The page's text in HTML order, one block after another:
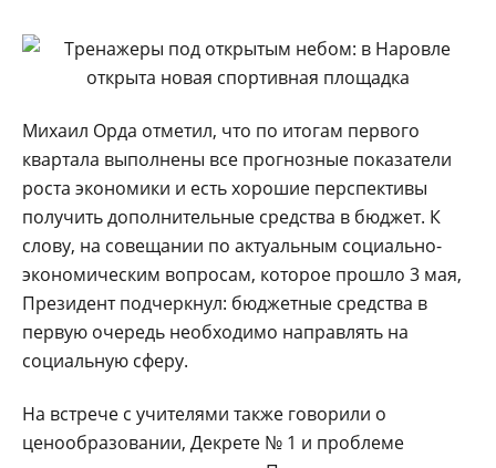
Михаил Орда отметил, что по итогам первого
квартала выполнены все прогнозные показатели
роста экономики и есть хорошие перспективы
получить дополнительные средства в бюджет. К
слову, на совещании по актуальным социально-
экономическим вопросам, которое прошло 3 мая,
Президент подчеркнул: бюджетные средства в
первую очередь необходимо направлять на
социальную сферу.
На встрече с учителями также говорили о
ценообразовании, Декрете № 1 и проблеме